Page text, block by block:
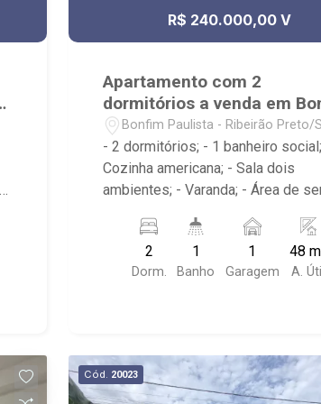
R$ 240.000,00 V
Apartamento com 2
dormitórios a venda em
Paulista
Bonfim Paulista - Ribeirão Preto/
- 2 dormitórios; - 1 banheiro social; -
Cozinha americana; - Sala dois
ambientes; - Varanda; - Área de serviço;
Campo de Futebol e Salão de
Próximo à DaniBe FullStore, Bola
Grama Bonfim, Baterias Batex,
2
Dorm.
1
Banho
1
Garagem
48
A. Útil
Cód. 20023